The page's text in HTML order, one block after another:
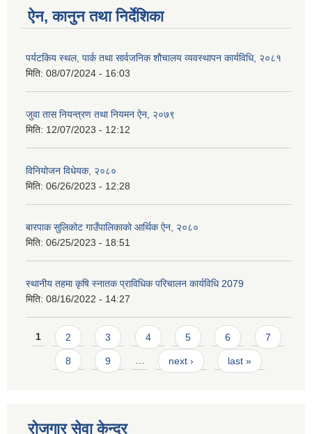
ऐन, कानुन तथा निर्देशिका
पर्यटकिय स्थल, पार्क तथा सार्वजनिक शौचालय व्यवस्थापन कार्यविधि, २०८१
मिति: 08/07/2024 - 16:03
जुवा तास नियन्त्रण तथा नियमन ऐन, २०७९
मिति: 12/07/2023 - 12:12
विनियोजन विधेयक, २०८०
मिति: 06/26/2023 - 12:28
बारपाक सुलिकोट गाउँपालिकाको आर्थिक ऐन, २०८०
मिति: 06/25/2023 - 18:51
स्थानीय तहमा कृषि स्नातक प्राविधिक परिचालन कार्यविधि 2079
मिति: 08/16/2022 - 14:27
Pages
1 2 3 4 5 6 7
8 9 … next › last »
रोजगार सेवा केन्द्र